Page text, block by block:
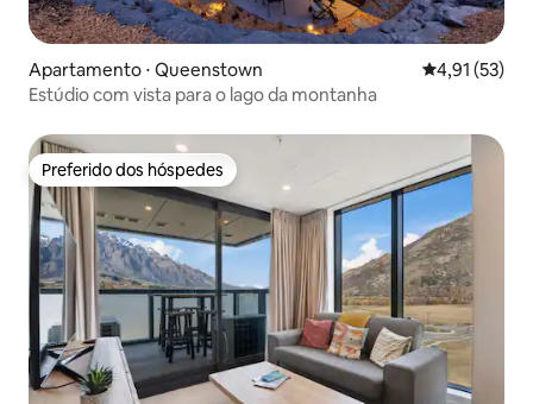
Apartamento ⋅ Queenstown 4,91 de uma
4,91 (53)
Estúdio com vista para o lago da montanha
Preferido dos hóspedes
Preferido dos hóspedes